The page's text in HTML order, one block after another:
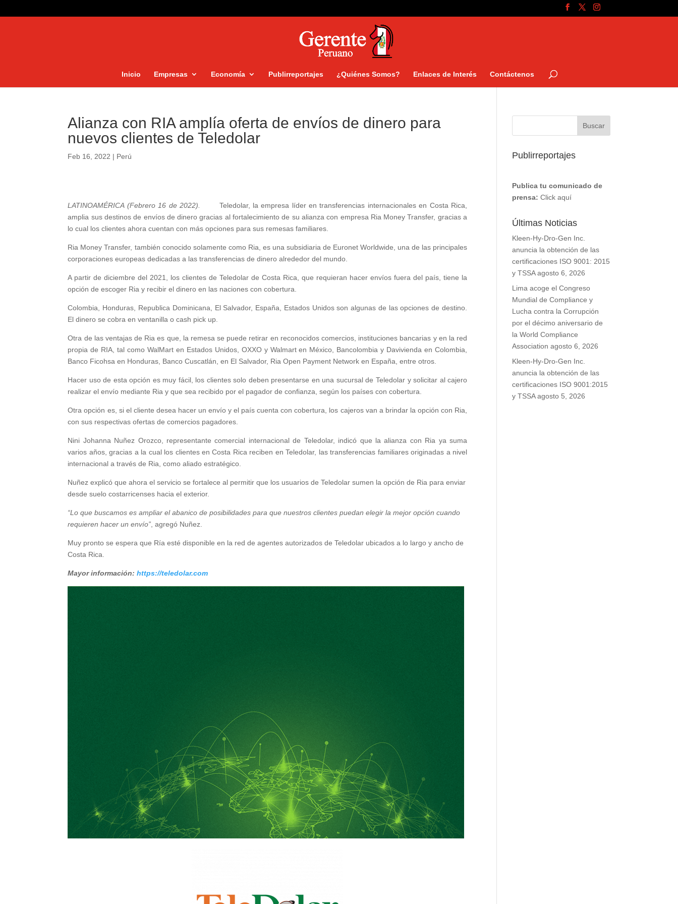
Inicio Empresas Economía Publirreportajes ¿Quiénes Somos? Enlaces de Interés Contáctenos
Alianza con RIA amplía oferta de envíos de dinero para
nuevos clientes de Teledolar
Feb 16, 2022 | Perú
LATINOAMÉRICA (Febrero 16 de 2022). Teledolar, la empresa líder en transferencias internacionales en Costa Rica,
amplia sus destinos de envíos de dinero gracias al fortalecimiento de su alianza con empresa Ria Money Transfer, gracias a
lo cual los clientes ahora cuentan con más opciones para sus remesas familiares.
Ria Money Transfer, también conocido solamente como Ria, es una subsidiaria de Euronet Worldwide, una de las principales
corporaciones europeas dedicadas a las transferencias de dinero alrededor del mundo.
A partir de diciembre del 2021, los clientes de Teledolar de Costa Rica, que requieran hacer envíos fuera del país, tiene la
opción de escoger Ria y recibir el dinero en las naciones con cobertura.
Colombia, Honduras, Republica Dominicana, El Salvador, España, Estados Unidos son algunas de las opciones de destino.
El dinero se cobra en ventanilla o cash pick up.
Otra de las ventajas de Ria es que, la remesa se puede retirar en reconocidos comercios, instituciones bancarias y en la red
propia de RIA, tal como WalMart en Estados Unidos, OXXO y Walmart en México, Bancolombia y Davivienda en Colombia,
Banco Ficohsa en Honduras, Banco Cuscatlán, en El Salvador, Ria Open Payment Network en España, entre otros.
Hacer uso de esta opción es muy fácil, los clientes solo deben presentarse en una sucursal de Teledolar y solicitar al cajero
realizar el envío mediante Ria y que sea recibido por el pagador de confianza, según los países con cobertura.
Otra opción es, si el cliente desea hacer un envío y el país cuenta con cobertura, los cajeros van a brindar la opción con Ria,
con sus respectivas ofertas de comercios pagadores.
Nini Johanna Nuñez Orozco, representante comercial internacional de Teledolar, indicó que la alianza con Ria ya suma
varios años, gracias a la cual los clientes en Costa Rica reciben en Teledolar, las transferencias familiares originadas a nivel
internacional a través de Ria, como aliado estratégico.
Nuñez explicó que ahora el servicio se fortalece al permitir que los usuarios de Teledolar sumen la opción de Ria para enviar
desde suelo costarricenses hacia el exterior.
“Lo que buscamos es ampliar el abanico de posibilidades para que nuestros clientes puedan elegir la mejor opción cuando
requieren hacer un envío” , agregó Nuñez.
Muy pronto se espera que Ría esté disponible en la red de agentes autorizados de Teledolar ubicados a lo largo y ancho de
Costa Rica.
Mayor información:https://teledolar.com
Publirreportajes
Publica tu comunicado de
prensa: Click aquí
Últimas Noticias
Kleen-Hy-Dro-Gen Inc.
anuncia la obtención de las
certificaciones ISO 9001: 2015
y TSSA agosto 6, 2026
Lima acoge el Congreso
Mundial de Compliance y
Lucha contra la Corrupción
por el décimo aniversario de
la World Compliance
Association agosto 6, 2026
Kleen-Hy-Dro-Gen Inc.
anuncia la obtención de las
certificaciones ISO 9001:2015
y TSSA agosto 5, 2026